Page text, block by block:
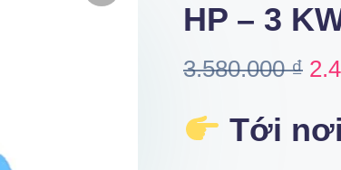
HP – 3
3.580.000₫
Tới